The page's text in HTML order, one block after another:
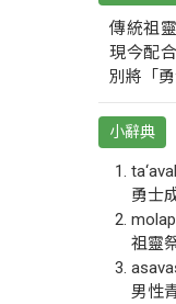
傳統祖
現今配
別將「勇
小辭典
勇士
祖靈
男性